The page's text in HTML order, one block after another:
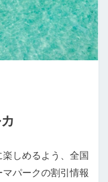
しめるよう、全国
パークの割引情報